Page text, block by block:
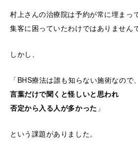
村上さんの治療院は予約が常に埋まっ
集客に困っていたわけではありません
しかし、
「BHS療法は誰も知らない施術なので、
言葉だけで聞くと怪しいと思われ
否定から入る人が多かった 」
という課題がありました。